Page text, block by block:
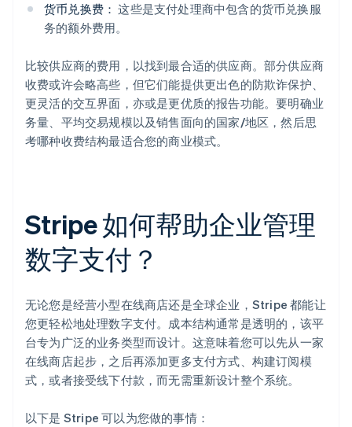
货币兑换费： 这些是支付处理商中包含的货币兑换服
务的额外费用。
比较供应商的费用，以找到最合适的供应商。部分供应商
收费或许会略高些，但它们能提供更出色的防欺诈保护、
更灵活的交互界面，亦或是更优质的报告功能。要明确业
务量、平均交易规模以及销售面向的国家/地区，然后思
考哪种收费结构最适合您的商业模式。
Stripe 如何帮助企业管理
数字支付？
无论您是经营小型在线商店还是全球企业，Stripe 都能让
您更轻松地处理数字支付。成本结构通常是透明的，该平
台专为广泛的业务类型而设计。这意味着您可以先从一家
在线商店起步，之后再添加更多支付方式、构建订阅模
式，或者接受线下付款，而无需重新设计整个系统。
以下是 Stripe 可以为您做的事情：